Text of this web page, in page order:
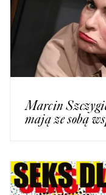
Marcin
mają ze sobą